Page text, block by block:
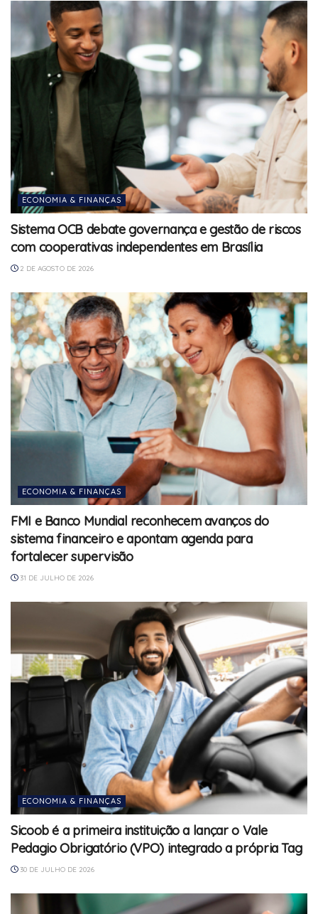
ECONOMIA & FINANÇAS
Sistema OCB debate governança e gestão de riscos
com cooperativas independentes em Brasília
2 DE AGOSTO DE 2026
ECONOMIA & FINANÇAS
FMI e Banco Mundial reconhecem avanços do
sistema financeiro e apontam agenda para
fortalecer supervisão
31 DE JULHO DE 2026
ECONOMIA & FINANÇAS
Sicoob é a primeira instituição a lançar o Vale
Pedagio Obrigatório (VPO) integrado a própria Tag
30 DE JULHO DE 2026